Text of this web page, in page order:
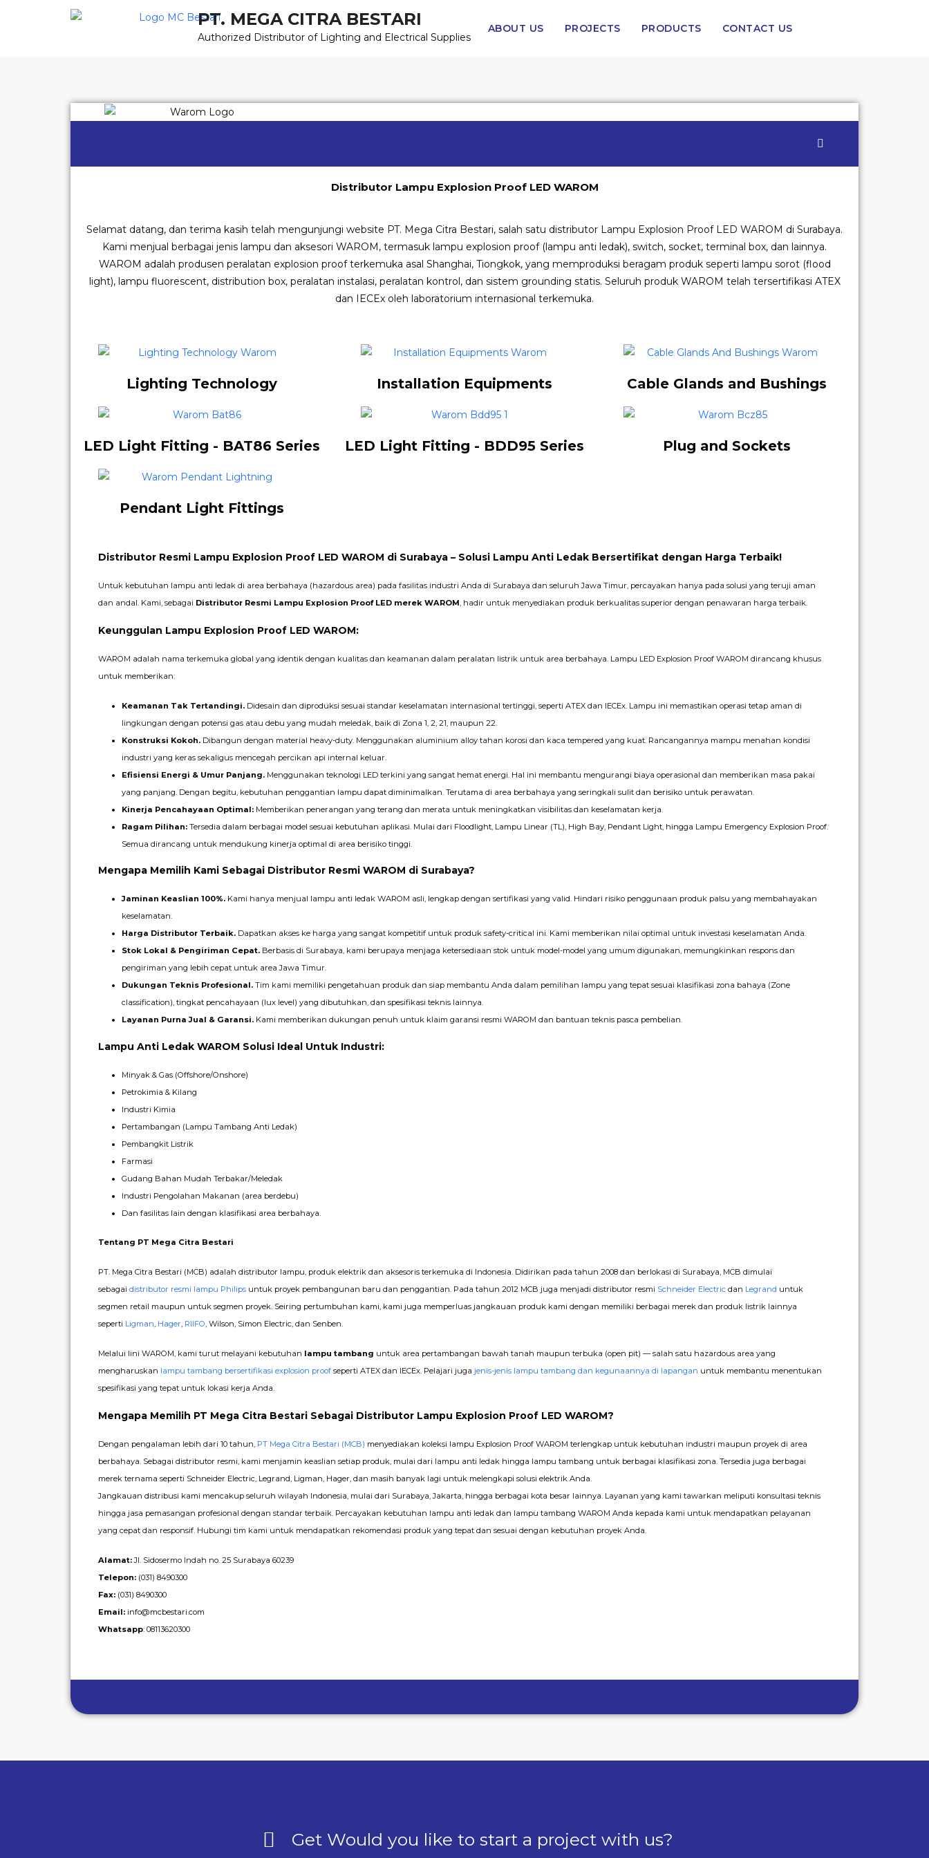
PT. MEGA CITRA BESTARI
Authorized Distributor of Lighting and Electrical Supplies
ABOUT US PROJECTS PRODUCTS CONTACT US
Distributor Lampu Explosion Proof LED WAROM
Selamat datang, dan terima kasih telah mengunjungi website PT. Mega Citra Bestari, salah satu distributor Lampu Explosion Proof LED WAROM di Surabaya.
Kami menjual berbagai jenis lampu dan aksesori WAROM, termasuk lampu explosion proof (lampu anti ledak), switch, socket, terminal box, dan lainnya.
WAROM adalah produsen peralatan explosion proof terkemuka asal Shanghai, Tiongkok, yang memproduksi beragam produk seperti lampu sorot (flood
light), lampu fluorescent, distribution box, peralatan instalasi, peralatan kontrol, dan sistem grounding statis. Seluruh produk WAROM telah tersertifikasi ATEX
dan IECEx oleh laboratorium internasional terkemuka.
Lighting Technology Installation Equipments Cable Glands and Bushings
LED Light Fitting - BAT86 Series LED Light Fitting - BDD95 Series Plug and Sockets
Pendant Light Fittings
Distributor Resmi Lampu Explosion Proof LED WAROM di Surabaya – Solusi Lampu Anti Ledak Bersertifikat dengan Harga Terbaik!
Untuk kebutuhan lampu anti ledak di area berbahaya (hazardous area) pada fasilitas industri Anda di Surabaya dan seluruh Jawa Timur, percayakan hanya pada solusi yang teruji aman
dan andal. Kami, sebagai Distributor Resmi Lampu Explosion Proof LED merek WAROM , hadir untuk menyediakan produk berkualitas superior dengan penawaran harga terbaik.
Keunggulan Lampu Explosion Proof LED WAROM:
WAROM adalah nama terkemuka global yang identik dengan kualitas dan keamanan dalam peralatan listrik untuk area berbahaya. Lampu LED Explosion Proof WAROM dirancang khusus
untuk memberikan:
Keamanan Tak Tertandingi. Didesain dan diproduksi sesuai standar keselamatan internasional tertinggi, seperti ATEX dan IECEx. Lampu ini memastikan operasi tetap aman di
lingkungan dengan potensi gas atau debu yang mudah meledak, baik di Zona 1, 2, 21, maupun 22.
Konstruksi Kokoh.Dibangun dengan material heavy-duty. Menggunakan aluminium alloy tahan korosi dan kaca tempered yang kuat. Rancangannya mampu menahan kondisi
industri yang keras sekaligus mencegah percikan api internal keluar.
Efisiensi Energi & Umur Panjang.Menggunakan teknologi LED terkini yang sangat hemat energi. Hal ini membantu mengurangi biaya operasional dan memberikan masa pakai
yang panjang. Dengan begitu, kebutuhan penggantian lampu dapat diminimalkan. Terutama di area berbahaya yang seringkali sulit dan berisiko untuk perawatan.
Kinerja Pencahayaan Optimal:Memberikan penerangan yang terang dan merata untuk meningkatkan visibilitas dan keselamatan kerja.
Ragam Pilihan:Tersedia dalam berbagai model sesuai kebutuhan aplikasi. Mulai dari Floodlight, Lampu Linear (TL), High Bay, Pendant Light, hingga Lampu Emergency Explosion Proof.
Semua dirancang untuk mendukung kinerja optimal di area berisiko tinggi.
Mengapa Memilih Kami Sebagai Distributor Resmi WAROM di Surabaya?
Jaminan Keaslian 100%. Kami hanya menjual lampu anti ledak WAROM asli, lengkap dengan sertifikasi yang valid. Hindari risiko penggunaan produk palsu yang membahayakan
keselamatan.
Harga Distributor Terbaik.Dapatkan akses ke harga yang sangat kompetitif untuk produk safety-critical ini. Kami memberikan nilai optimal untuk investasi keselamatan Anda.
Stok Lokal & Pengiriman Cepat.Berbasis di Surabaya, kami berupaya menjaga ketersediaan stok untuk model-model yang umum digunakan, memungkinkan respons dan
pengiriman yang lebih cepat untuk area Jawa Timur.
Dukungan Teknis Profesional.Tim kami memiliki pengetahuan produk dan siap membantu Anda dalam pemilihan lampu yang tepat sesuai klasifikasi zona bahaya (Zone
classification), tingkat pencahayaan (lux level) yang dibutuhkan, dan spesifikasi teknis lainnya.
Layanan Purna Jual & Garansi.Kami memberikan dukungan penuh untuk klaim garansi resmi WAROM dan bantuan teknis pasca pembelian.
Lampu Anti Ledak WAROM Solusi Ideal Untuk Industri:
Minyak & Gas (Offshore/Onshore)
Petrokimia & Kilang
Industri Kimia
Pertambangan (Lampu Tambang Anti Ledak)
Pembangkit Listrik
Farmasi
Gudang Bahan Mudah Terbakar/Meledak
Industri Pengolahan Makanan (area berdebu)
Dan fasilitas lain dengan klasifikasi area berbahaya.
Tentang PT Mega Citra Bestari
PT. Mega Citra Bestari (MCB) adalah distributor lampu, produk elektrik dan aksesoris terkemuka di Indonesia. Didirikan pada tahun 2008 dan berlokasi di Surabaya, MCB dimulai
sebagai distributor resmi lampu Philips untuk proyek pembangunan baru dan penggantian. Pada tahun 2012 MCB juga menjadi distributor resmi Schneider Electric dan Legrand untuk
segmen retail maupun untuk segmen proyek. Seiring pertumbuhan kami, kami juga memperluas jangkauan produk kami dengan memiliki berbagai merek dan produk listrik lainnya
seperti Ligman, Hager, RIIFO, Wilson, Simon Electric, dan Senben.
Melalui lini WAROM, kami turut melayani kebutuhan lampu tambang untuk area pertambangan bawah tanah maupun terbuka (open pit) — salah satu hazardous area yang
mengharuskan lampu tambang bersertifikasi explosion proof seperti ATEX dan IECEx. Pelajari juga jenis-jenis lampu tambang dan kegunaannya di lapangan untuk membantu menentukan
spesifikasi yang tepat untuk lokasi kerja Anda.
Mengapa Memilih PT Mega Citra Bestari Sebagai Distributor Lampu Explosion Proof LED WAROM?
Dengan pengalaman lebih dari 10 tahun, PT Mega Citra Bestari (MCB) menyediakan koleksi lampu Explosion Proof WAROM terlengkap untuk kebutuhan industri maupun proyek di area
berbahaya. Sebagai distributor resmi, kami menjamin keaslian setiap produk, mulai dari lampu anti ledak hingga lampu tambang untuk berbagai klasifikasi zona. Tersedia juga berbagai
merek ternama seperti Schneider Electric, Legrand, Ligman, Hager, dan masih banyak lagi untuk melengkapi solusi elektrik Anda.
Jangkauan distribusi kami mencakup seluruh wilayah Indonesia, mulai dari Surabaya, Jakarta, hingga berbagai kota besar lainnya. Layanan yang kami tawarkan meliputi konsultasi teknis
hingga jasa pemasangan profesional dengan standar terbaik. Percayakan kebutuhan lampu anti ledak dan lampu tambang WAROM Anda kepada kami untuk mendapatkan pelayanan
yang cepat dan responsif. Hubungi tim kami untuk mendapatkan rekomendasi produk yang tepat dan sesuai dengan kebutuhan proyek Anda.
Alamat:Jl. Sidosermo Indah no. 25 Surabaya 60239
Telepon: (031) 8490300
Fax: (031) 8490300
Email: info@mcbestari.com
Whatsapp: 08113620300
Get Would you like to start a project with us?